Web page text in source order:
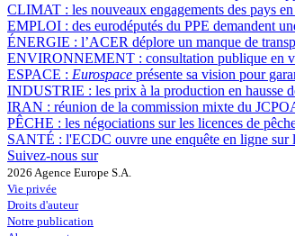
CLIMAT : les nouveaux engagements des pays
EMPLOI : des eurodéputés du PPE demandent
ÉNERGIE : l’ACER déplore un manque de
ENVIRONNEMENT : consultation publique en
ESPACE : Eurospace présente sa vision pour
INDUSTRIE : les prix à la production en hausse
IRAN : réunion de la commission mixte du
PÊCHE : les négociations sur les licences de
SANTÉ : l'ECDC ouvre une enquête en ligne
Suivez-nous sur
2026 Agence Europe S.A.
Vie privée
Droits d'auteur
Notre publication